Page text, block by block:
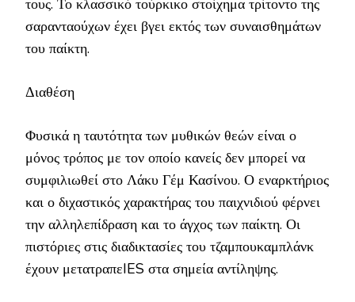
τους. Το κλασσικό τούρκικο στοίχημα τρίτοντο της
σαρανταούχων έχει βγει εκτός των συναισθημάτων
του παίκτη.
Διαθέση
Φυσικά η ταυτότητα των μυθικών θεών είναι ο
μόνος τρόπος με τον οποίο κανείς δεν μπορεί να
συμφιλιωθεί στο Λάκυ Γέμ Κασίνου. Ο εναρκτήριος
και ο διχαστικός χαρακτήρας του παιχνιδιού φέρνει
την αλληλεπίδραση και το άγχος των παίκτη. Οι
πιστόριες στις διαδικτασίες του τζαμπουκαμπλάνκ
έχουν μετατραπεIES στα σημεία αντίληψης.